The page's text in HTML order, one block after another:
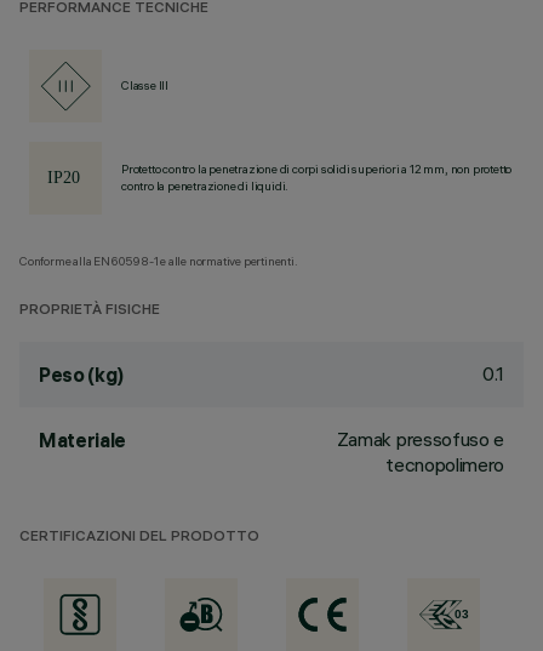
PERFORMANCE TECNICHE
Classe III
Protetto contro la penetrazione di corpi solidi superiori a 12 mm, non protetto
contro la penetrazione di liquidi.
Conforme alla EN60598-1 e alle normative pertinenti.
PROPRIETÀ FISICHE
Peso (kg) 0.1
Materiale
Zamak pressofuso e
tecnopolimero
CERTIFICAZIONI DEL PRODOTTO